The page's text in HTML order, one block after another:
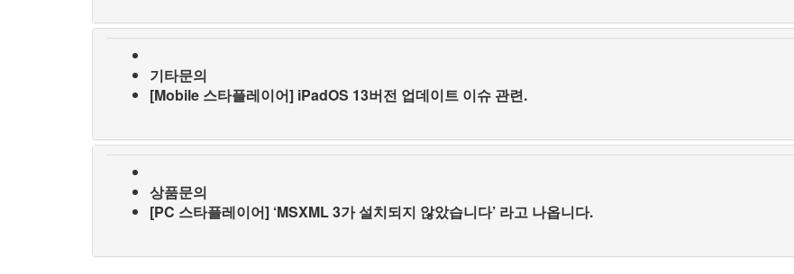
기타문의
[Mobile 스타플레이어] iPadOS 13버전 업데이트 이슈 관련.
상품문의
[PC 스타플레이어] ‘MSXML 3가 설치되지 않았습니다’ 라고 나옵니다.